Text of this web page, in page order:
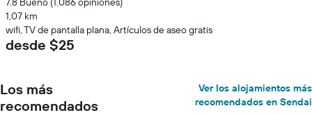
1,07 km
wifi, TV de pantalla plana, Artículos de aseo gratis
desde $25
Los más
recomendados
Ver los alojamientos más
recomendados en Sendai